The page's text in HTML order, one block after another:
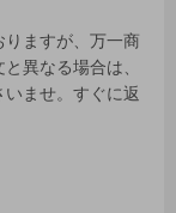
りますが、万一商
異なる場合は、
ませ。すぐに返